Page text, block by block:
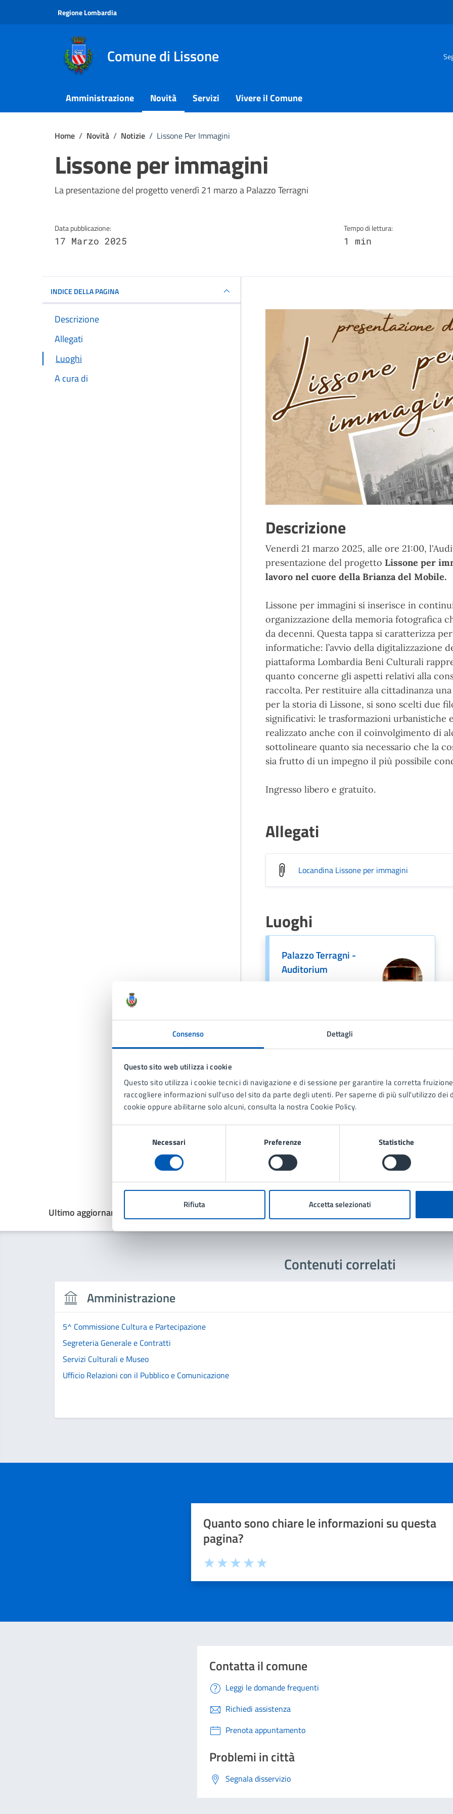
Consenso Dettagli
Questo sito web utilizza i cookie
Questo sito utilizza i cookie tecnici di navigazione e di sessione per garantire la corretta
raccogliere informazioni sull'uso del sito da parte degli utenti. Per saperne di più sull'utilizzo dei
cookie oppure abilitarne solo alcuni, consulta la nostra Cookie Policy.
Necessari Preferenze Statistiche
Rifiuta Accetta selezionati
Regione Lombardia
Comune di Lissone
Amministrazione Novità Servizi Vivere il Comune
Home / Novità / Notizie / Lissone Per Immagini
Lissone per immagini
Dettagli della notizia
La presentazione del progetto venerdì 21 marzo a Palazzo Terragni
Data pubblicazione:
17 Marzo 2025
Tempo di lettura:
1 min
INDICE DELLA PAGINA
Descrizione
Allegati
Luoghi
A cura di
Descrizione
Venerdì 21 marzo 2025, alle ore 21:00,
presentazione del progetto Lissone per
lavoro nel cuore della Brianza del Mobile.
Lissone per immagini si inserisce in
organizzazione della memoria fotografica
da decenni. Questa tappa si caratterizza
informatiche: l’avvio della digitalizzazione
piattaforma Lombardia Beni Culturali
quanto concerne gli aspetti relativi alla
raccolta. Per restituire alla cittadinanza
per la storia di Lissone, si sono scelti due
significativi: le trasformazioni urbanistiche
realizzato anche con il coinvolgimento di
sottolineare quanto sia necessario che la
sia frutto di un impegno il più possibile
Ingresso libero e gratuito.
Allegati
Locandina Lissone per immagini
Luoghi
Palazzo Terragni -
Auditorium
A cura di
Biblioteca Civica
Piazza IV Novembre 2,
Ultimo aggiornamento:
Contenuti correlati
Amministrazione
5^ Commissione Cultura e Partecipazione
Segreteria Generale e Contratti
Servizi Culturali e Museo
Ufficio Relazioni con il Pubblico e Comunicazione
Quanto sono chiare le informazioni su questa
pagina?
Contatta il comune
Leggi le domande frequenti
Richiedi assistenza
Prenota appuntamento
Problemi in città
Segnala disservizio